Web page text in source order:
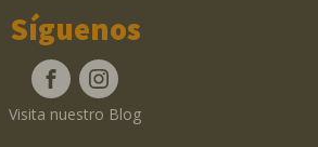
Síguenos
Visita nuestro Blog